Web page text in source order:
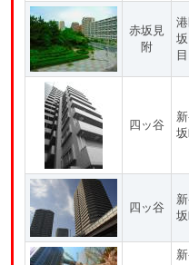
赤坂見
附
目
四ッ谷
四ッ谷